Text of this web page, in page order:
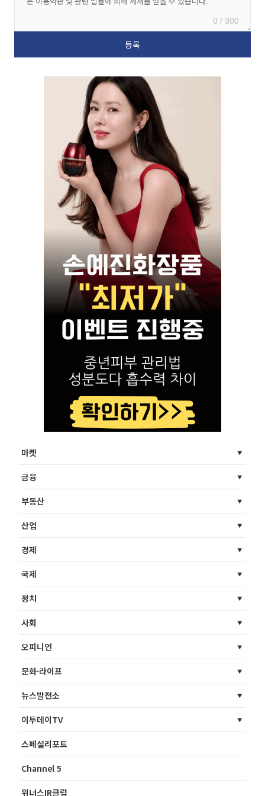
0 / 300
마켓
금융
부동산
산업
경제
국제
정치
사회
오피니언
문화·라이프
뉴스발전소
이투데이TV
스페셜리포트
Channel 5
위너스IR클럽